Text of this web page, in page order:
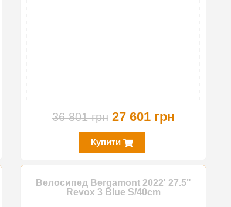
36 801 грн 27 601 грн
Купити
Велосипед Bergamont 2022' 27.5"
Revox 3 Blue S/40cm